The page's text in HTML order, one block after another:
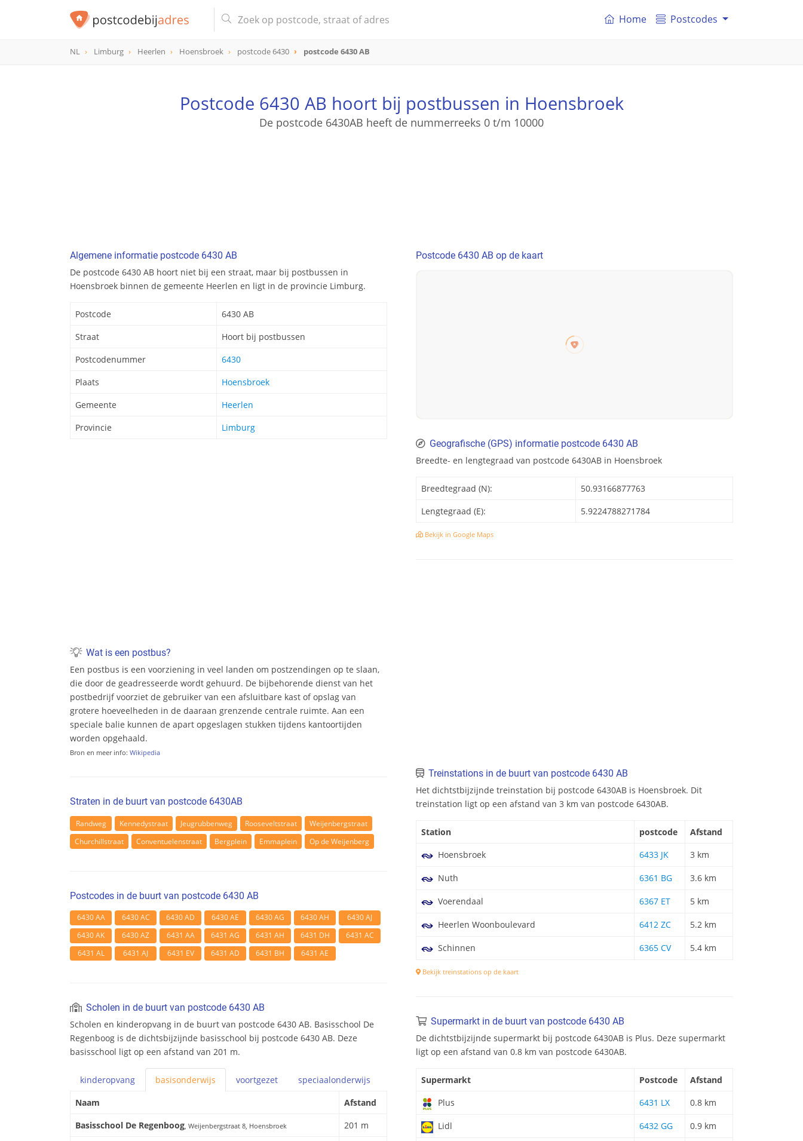
postcode
Home Postcodes
NL Limburg Heerlen Hoensbroek postcode 6430 postcode 6430 AB
Postcode 6430 AB hoort bij postbussen in Hoensbroek
De postcode 6430AB heeft de nummerreeks 0 t/m 10000
Algemene informatie postcode 6430 AB
De postcode 6430 AB hoort niet bij een straat, maar bij postbussen in
Hoensbroek binnen de gemeente Heerlen en ligt in de provincie Limburg.
Postcode
6430 AB
Straat
Hoort bij postbussen
Postcodenummer
6430
Plaats
Hoensbroek
Gemeente
Heerlen
Provincie
Limburg
Wat is een postbus?
Een postbus is een voorziening in veel landen om postzendingen op te slaan,
die door de geadresseerde wordt gehuurd. De bijbehorende dienst van het
postbedrijf voorziet de gebruiker van een afsluitbare kast of opslag van
grotere hoeveelheden in de daaraan grenzende centrale ruimte. Aan een
speciale balie kunnen de apart opgeslagen stukken tijdens kantoortijden
worden opgehaald.
Bron en meer info: Wikipedia
Straten in de buurt van postcode 6430AB
Randweg Kennedystraat Jeugrubbenweg Rooseveltstraat
Weijenbergstraat
Churchillstraat
Conventuelenstraat Bergplein Emmaplein Op de Weijenberg
Postcodes in de buurt van postcode 6430 AB
6430 AA 6430 AC 6430 AD 6430 AE 6430 AG 6430 AH
6430 AJ
6430 AK
6430 AZ 6431 AA 6431 AG 6431 AH 6431 DH
6431 AC
6431 AL
6431 AJ 6431 EV 6431 AD 6431 BH 6431 AE
Scholen in de buurt van postcode 6430 AB
Scholen en kinderopvang in de buurt van postcode 6430 AB. Basisschool De
Regenboog is de dichtsbijzijnde basisschool bij postcode 6430 AB. Deze
basisschool ligt op een afstand van 201 m.
kinderopvang basisonderwijs voortgezet speciaalonderwijs
Naam
Afstand
Basisschool De Regenboog, Weijenbergstraat 8, Hoensbroek
201 m
Postcode 6430 AB op de kaart
Geografische (GPS) informatie postcode 6430 AB
Breedte- en lengtegraad van postcode 6430AB in Hoensbroek
Breedtegraad (N):
50.93166877763
Lengtegraad (E):
5.9224788271784
Bekijk in Google Maps
Treinstations in de buurt van postcode 6430 AB
Het dichtstbijzijnde treinstation bij postcode 6430AB is Hoensbroek. Dit
treinstation ligt op een afstand van 3 km van postcode 6430AB.
Station postcode
Afstand
Hoensbroek
6433 JK 3 km
Nuth 6361 BG 3.6 km
Voerendaal 6367 ET 5 km
Heerlen Woonboulevard 6412 ZC 5.2 km
Schinnen 6365 CV 5.4 km
Bekijk treinstations op de kaart
Supermarkt in de buurt van postcode 6430 AB
De dichtstbijzijnde supermarkt bij postcode 6430AB is Plus. Deze supermarkt
ligt op een afstand van 0.8 km van postcode 6430AB.
Supermarkt Postcode
Afstand
Plus
6431 LX 0.8 km
Lidl 6432 GG 0.9 km